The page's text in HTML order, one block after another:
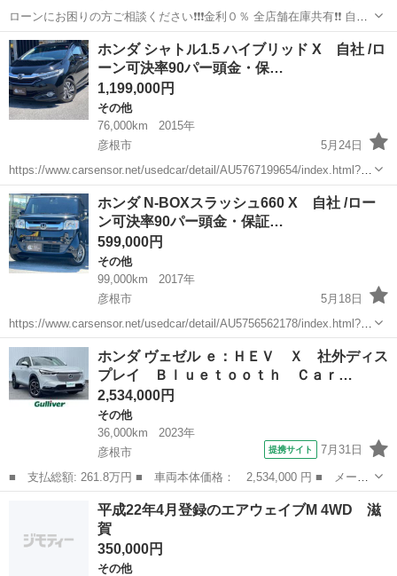
ローンにお困りの方ご相談ください❗️❗️❗️金利０％ 全店舗在庫共有❗️❗️ 自社
ローン最大手❗️ ・勤続年数の短い方🆗 ・自営業をされている方🆗 ・専
業主婦をされている方🆗 ・自己破産・任意整理のご経験のある方🆗 ...
滋賀 彦根市 その他 ヴェゼル
ホンダ シャトル1.5 ハイブリッド X 自社 /ロ
ーン可決率90パー頭金・保…
1,199,000円
その他
76,000km
2015年
彦根市
5月24日
https://www.carsensor.net/usedcar/detail/AU5767199654/index.html?
TRCD=200002&RESTID=CS210610&LOAN=TSUJO 【今後のお...
滋賀 彦根市 その他
ホンダ N-BOXスラッシュ660 X 自社 /ロー
ン可決率90パー頭金・保証…
599,000円
その他
99,000km
2017年
彦根市
5月18日
https://www.carsensor.net/usedcar/detail/AU5756562178/index.html?
TRCD=200002&RESTID=CS210610&LOAN=TSUJO 【今後のお...
滋賀 彦根市 その他 スラッシュ
ホンダ ヴェゼル ｅ：ＨＥＶ Ｘ 社外ディス
プレイ Ｂｌｕｅｔｏｏｔｈ Ｃａｒ…
2,534,000円
その他
36,000km
2023年
彦根市
提携サイト 7月31日
■ 支払総額: 261.8万円 ■ 車両本体価格： 2,534,000 円 ■ メーカ
ー名： ホンダ ■ 車種名： ヴェゼル ■ グレード名： ｅ：ＨＥ
Ｖ Ｘ 社外ディスプレイ Ｂｌｕｅｔｏｏｔｈ ＣａｒＰｌａｙ
彦根市 その他
平成22年4月登録のエアウェイブM 4WD 滋
賀
350,000円
その他